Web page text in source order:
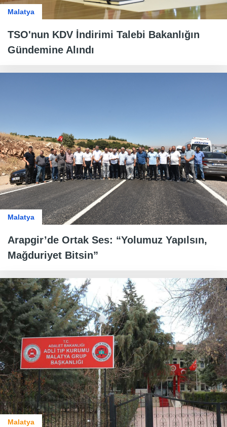
Malatya
TSO'nun KDV İndirimi Talebi Bakanlığın
Gündemine Alındı
Malatya
Arapgir’de Ortak Ses: “Yolumuz Yapılsın,
Mağduriyet Bitsin”
Malatya